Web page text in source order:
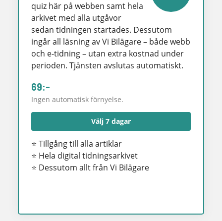
quiz här på webben samt hela
arkivet med alla utgåvor
sedan tidningen startades. Dessutom
ingår all läsning av Vi Bilägare – både webb
och e-tidning – utan extra kostnad under
perioden. Tjänsten avslutas automatiskt.
69:-
Ingen automatisk förnyelse.
Välj 7 dagar
⭐ Tillgång till alla artiklar
⭐ Hela digital tidningsarkivet
⭐ Dessutom allt från Vi Bilägare